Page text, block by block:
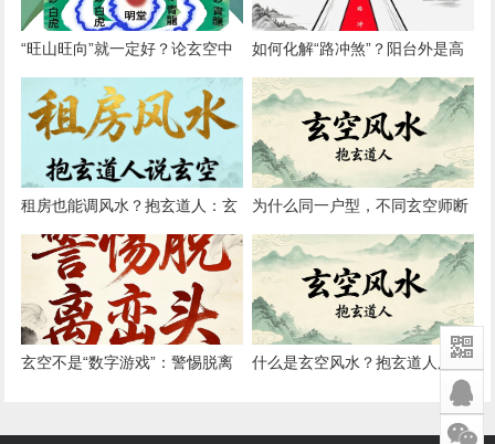
“旺山旺向”就一定好？论玄空中
的“形理互参”原则
如何化解“路冲煞”？阳台外是高
架桥如何调整
租房也能调风水？抱玄道人：玄
空简易布局法（无需动土）
为什么同一户型，不同玄空师断
验结果迥异？论心法与传承差异
玄空不是“数字游戏”：警惕脱离
什么是玄空风水？抱玄道人用三